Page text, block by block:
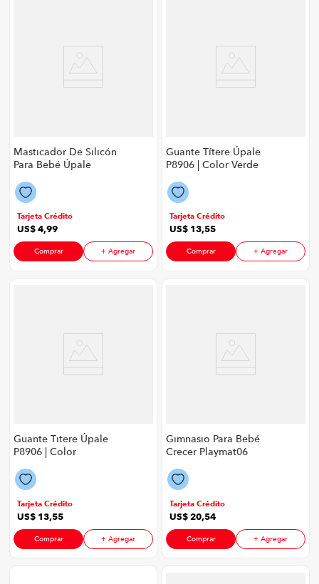
Masticador De Silicón
Para Bebé Úpale
P8906 | Color Rosa
Tarjeta Crédito
US$4,99
Comprar + Agregar
Guante Títere Úpale
P8906 | Color Verde
Tarjeta Crédito
US$ 13,55
Comprar + Agregar
Guante Titere Úpale
P8906 | Color
Tarjeta Crédito
US$ 13,55
Comprar + Agregar
Gimnasio Para Bebé
Crecer Playmat06
Colgantes Con
Sonido Color Rosado
Tarjeta Crédito
US$20,54
Comprar + Agregar